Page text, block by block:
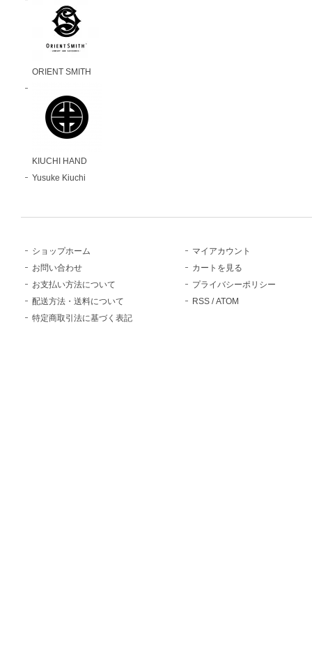
ORIENT SMITH
KIUCHI HAND
Yusuke Kiuchi
ショップホーム
お問い合わせ
お支払い方法について
配送方法・送料について
特定商取引法に基づく表記
マイアカウント
カートを見る
プライバシーポリシー
RSS /ATOM